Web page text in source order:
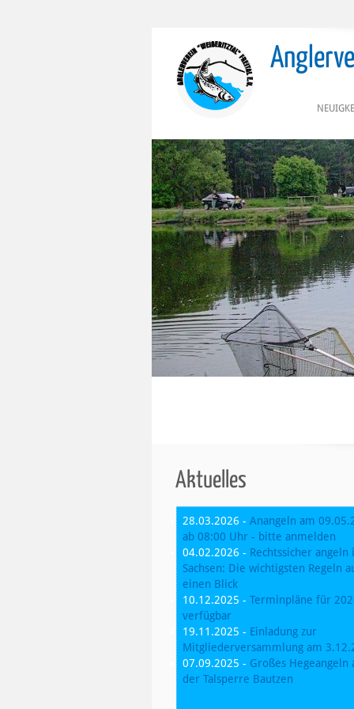
Aktuelles
28.03.2026 - Anangeln am
ab 08:00 Uhr - bitte anmelden
04.02.2026 - Rechtssicher angeln
Sachsen: Die wichtigsten Regeln
einen Blick
10.12.2025 - Terminpläne für
verfügbar
19.11.2025 - Einladung zur
Mitgliederversammlung am
07.09.2025 - Großes Hegeangeln
der Talsperre Bautzen